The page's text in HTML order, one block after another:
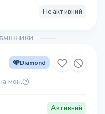
Неактивний
Diamond
мон.
Активний